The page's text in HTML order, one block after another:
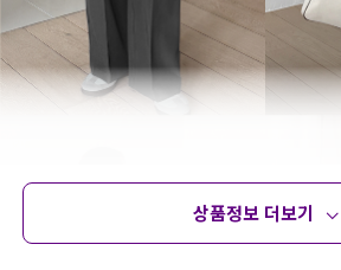
상품정보 더보기